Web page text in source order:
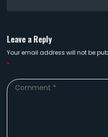
Leave a Reply
Your email address will not be
*
Comment